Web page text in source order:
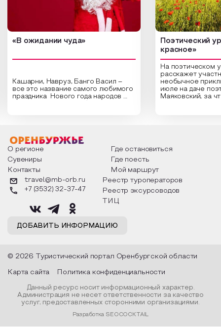
«В ожидании чуда»
Кашарни, Навруз, Банго Васил –
все это название самого любимого
праздника Нового года народов
о том, как встречают новый год в
разных уголках страны, какие
обряды совершают на удачу и
благополучие, в чем схожи и
различаются традиции. Кто такой
Дед Мороз и откуда он пришел, как
его называют в разных уголках
страны и как появились елочные
Поэтический
красное»
На поэтическом
расскажет
необычное
июле на даче
Маяковский, за
Твардовского и
каждой строчке
восхищение
яркому времени
О регионе
Где остановиться
Сувениры
Где поесть
Контакты
Мой маршрут
ДОБАВИТЬ ИНФОРМАЦИЮ
travel@mb-orb.ru
+7 (3532) 32-37-47
Реестр туроператоров
Реестр эксурсоводов
ТИЦ
© 2026 Туристический портал Оренбургской области
Карта сайта Политика конфиденциальности
Данный ресурс носит информационный характер.
Администрация не несет ответственности за качество
услуг, предоставленных сторонними организациями.
Разработка SEOCOCKTAIL